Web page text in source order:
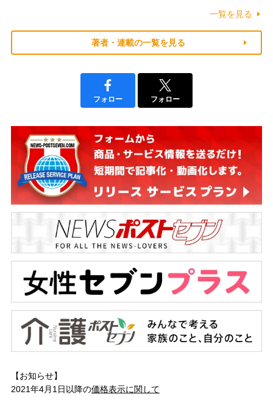
一覧を見る
著者・連載の一覧を見る
フォロー フォロー
【お知らせ】
2021年4月1日以降の価格表示に関して